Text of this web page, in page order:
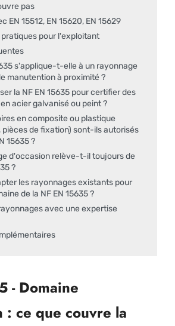
pas
EN 15512, EN 15620, EN 15629
pour l'exploitant
s'applique-t-elle à un rayonnage
manutention à proximité ?
la NF EN 15635 pour certifier des
acier galvanisé ou peint ?
en composite ou plastique
pièces de fixation) sont-ils autorisés
15635 ?
d'occasion relève-t-il toujours de
?
les rayonnages existants pour
de la NF EN 15635 ?
avec une expertise
- Domaine
: ce que couvre la